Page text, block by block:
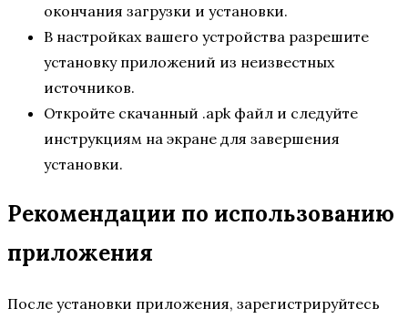
окончания загрузки и установки.
В настройках вашего устройства разрешите
установку приложений из неизвестных
источников.
Откройте скачанный .apk файл и следуйте
инструкциям на экране для завершения
установки.
Рекомендации по использованию
приложения
После установки приложения, зарегистрируйтесь